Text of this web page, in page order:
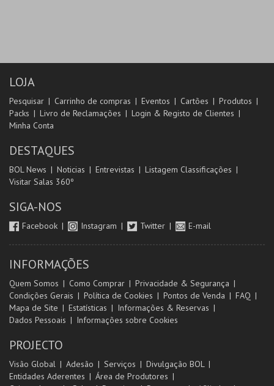
LOJA
Pesquisar Carrinho de compras Eventos Cartões
Produtos
Packs
Livro de Reclamações
Login & Registo de Clientes
Minha Conta
DESTAQUES
BOL News Noticias Entrevistas
Listagem Classificações
Visitar Salas 360º
SIGA-NOS
Facebook Instagram Twitter E-mail
INFORMAÇÕES
Quem Somos Como Comprar
Privacidade & Segurança
Condições Gerais
Política de Cookies Pontos de Venda
FAQ
Mapa de Site
Estatísticas
Informações & Reservas
Dados Pessoais
Informações sobre Cookies
PROJECTO
Visão Global Adesão Serviços
Divulgação BOL
Entidades Aderentes
Área de Produtores